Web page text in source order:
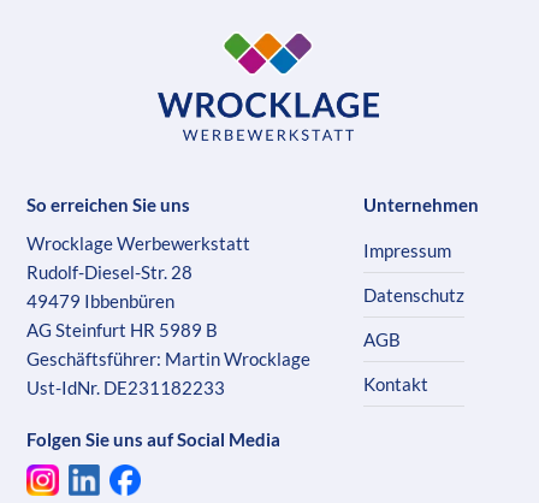
So erreichen Sie uns
Wrocklage Werbewerkstatt
Rudolf-Diesel-Str. 28
49479 Ibbenbüren
AG Steinfurt HR 5989 B
Geschäftsführer: Martin Wrocklage
Ust-IdNr. DE231182233
Folgen Sie uns auf Social Media
Unternehmen
Impressum
Datenschutz
AGB
Kontakt